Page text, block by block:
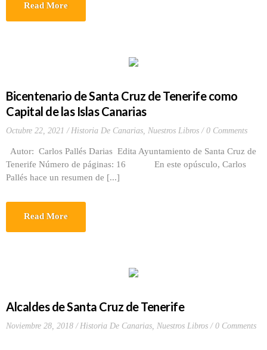
Read More
Bicentenario de Santa Cruz de Tenerife como
Capital de las Islas Canarias
Octubre 22, 2021 Historia De Canarias, Nuestros Libros 0 Comments
Autor: Carlos Pallés Darias Edita Ayuntamiento de Santa Cruz de
Tenerife Número de páginas: 16 En este opúsculo, Carlos
Pallés hace un resumen de [...]
Read More
Alcaldes de Santa Cruz de Tenerife
Noviembre 28, 2018 Historia De Canarias, Nuestros Libros 0 Comments